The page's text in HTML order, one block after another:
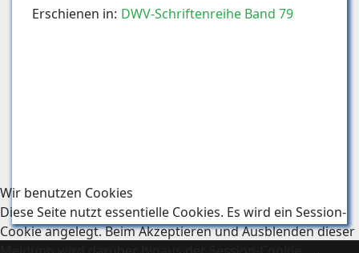
Erschienen in: DWV-Schriftenreihe Band 79
Wir benutzen Cookies
Diese Seite nutzt essentielle Cookies. Es wird ein Session-
Cookie angelegt. Beim Akzeptieren und Ausblenden dieser